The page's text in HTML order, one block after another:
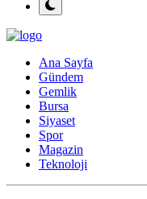
Ana Sayfa
Gündem
Gemlik
Bursa
Siyaset
Spor
Magazin
Teknoloji